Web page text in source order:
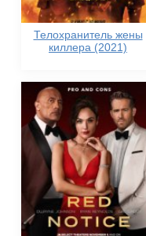
Телохранитель жены
киллера (2021)